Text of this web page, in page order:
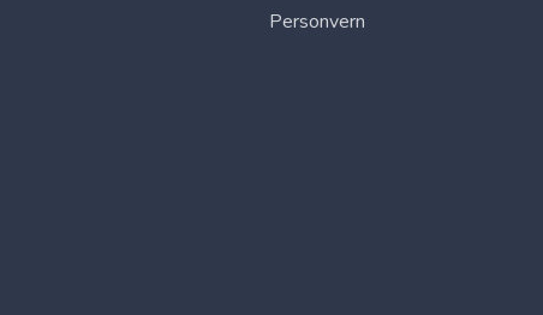
Personvern